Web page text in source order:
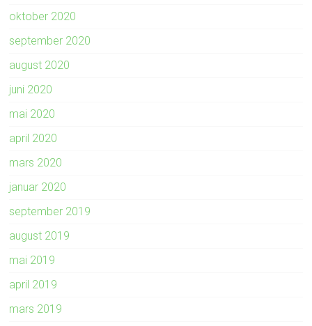
oktober 2020
september 2020
august 2020
juni 2020
mai 2020
april 2020
mars 2020
januar 2020
september 2019
august 2019
mai 2019
april 2019
mars 2019